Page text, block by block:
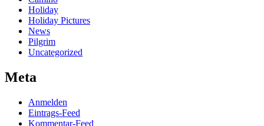
Holiday
Holiday Pictures
News
Pilgrim
Uncategorized
Meta
Anmelden
Eintrags-Feed
Kommentar-Feed